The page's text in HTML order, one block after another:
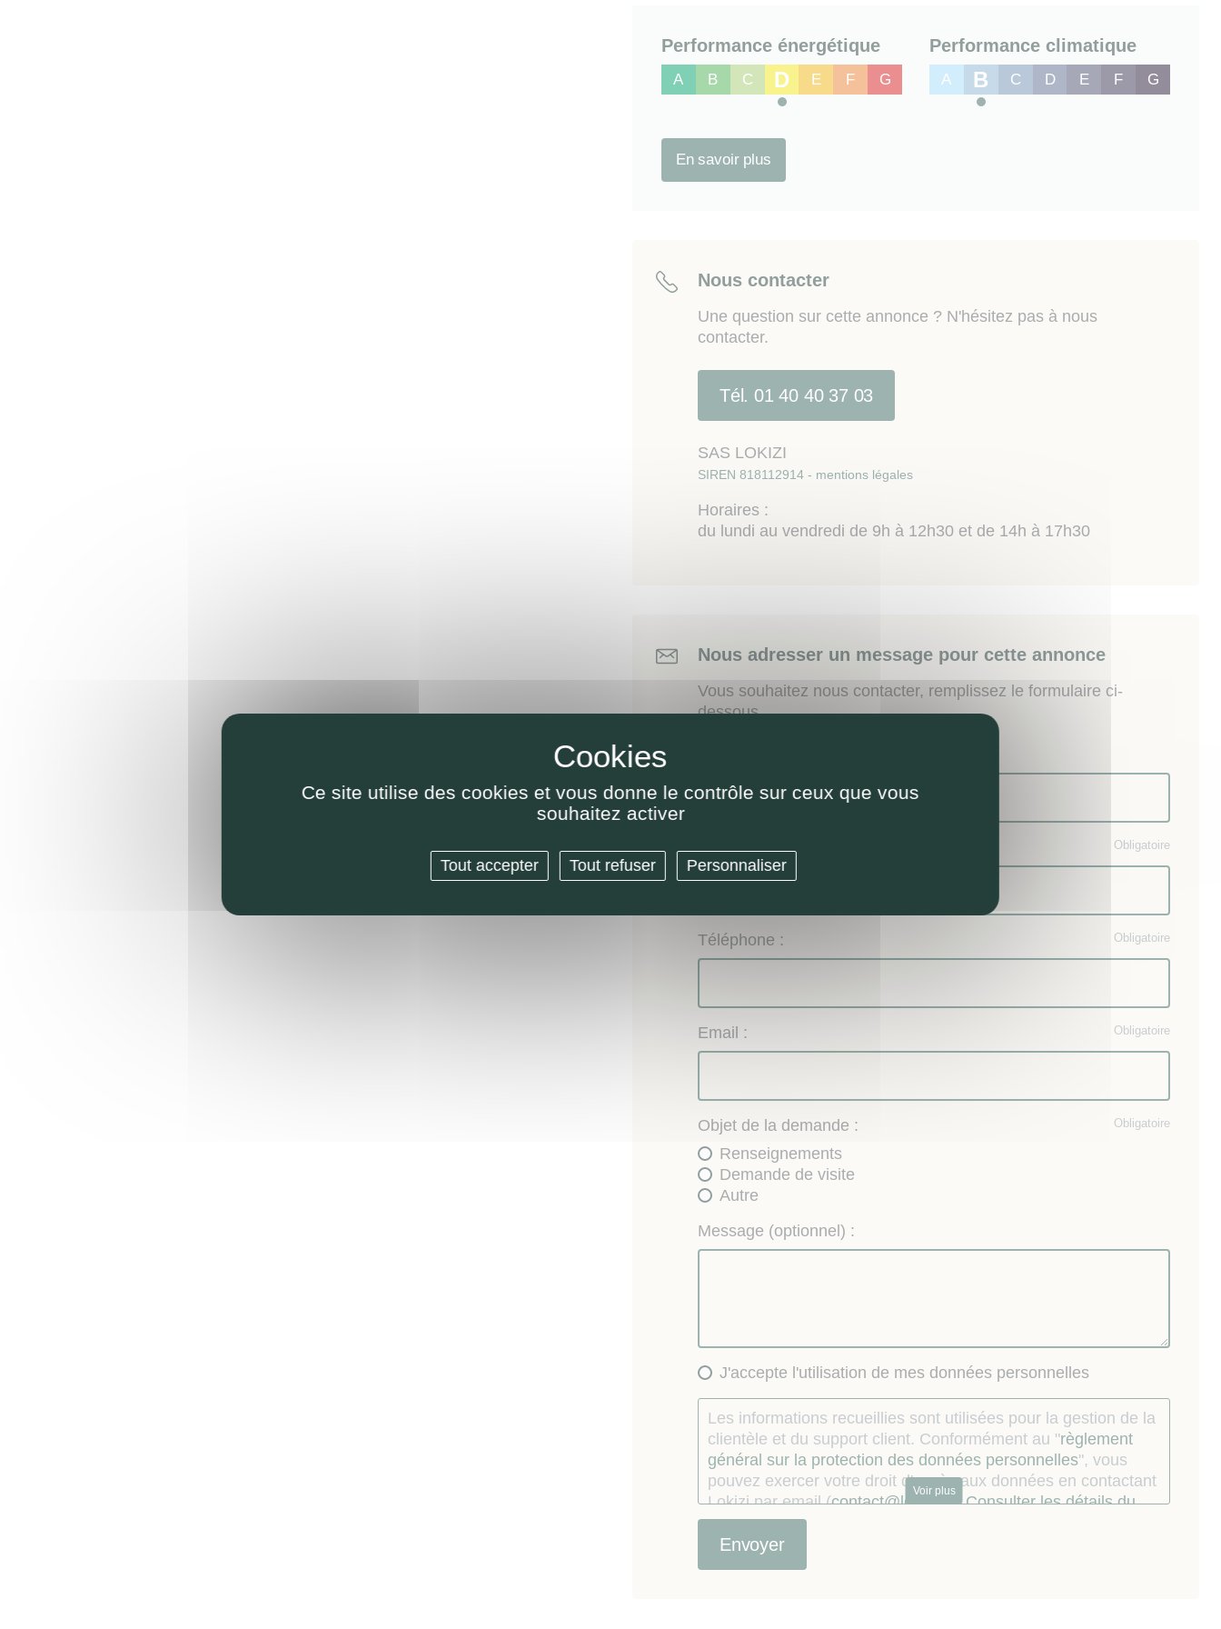
Performance énergétique
A B C D E F G
Performance climatique
A B C D E F G
En savoir plus
Nous contacter
Une question sur cette annonce ? N'hésitez pas à nous
contacter.
Tél. 01 40 40 37 03
SAS LOKIZI
SIREN 818112914 - mentions légales
Horaires :
du lundi au vendredi de 9h à 12h30 et de 14h à 17h30
Nous adresser un message pour cette annonce
Vous souhaitez nous contacter, remplissez le formulaire ci-
dessous.
Obligatoire
Nom :
Obligatoire
Téléphone :
Obligatoire
Email :
Obligatoire
Objet de la demande :
Renseignements
Demande de visite
Autre
Message (optionnel) :
J'accepte l'utilisation de mes données personnelles
Les informations recueillies sont utilisées pour la gestion de la
clientèle et du support client. Conformément au "règlement
général sur la protection des données personnelles", vous
pouvez exercer votre droit d'accès aux données en contactant
Lokizi par email (contact@lokizi.fr).Consulter les détails du
consentement.
Le consommateur dont les coordonnées téléphoniques ont
étés recueillies par le Mandataire à l’occasion de la relation
Voir plus
Ce site utilise des cookies et vous donne le contrôle sur ceux que vous
souhaitez activer
Tout accepter Tout refuser Personnaliser